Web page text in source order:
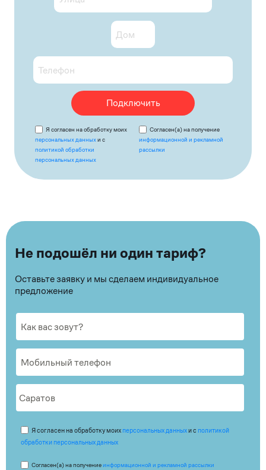
Подключить
Я согласен на обработку моих
персональных данныхи с
политикой обработки
персональных данных
Согласен(а) на получение
информационной и рекламной
рассылки
Не подошёл ни один тариф?
Оставьте заявку и мы сделаем индивидуальное
предложение
Я согласен на обработку моих персональных данныхи с политикой
обработки персональных данных
Согласен(а) на получениеинформационной и рекламной рассылки